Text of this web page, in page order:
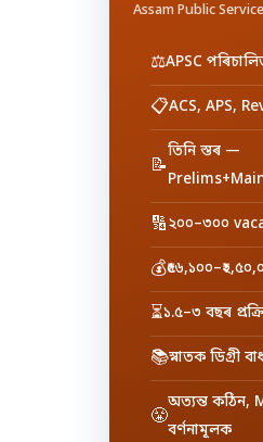
Assam Public
⚖️APSC
📋ACS, APS,
📝
তিনি স্তৰ —
🔢২০০–৩০০
💰
⏳১.৫–৩ বছৰ
📚স্নাতক ডিগ্ৰী
😤
অত্যন্ত কঠিন,
বৰ্ণনামূলক